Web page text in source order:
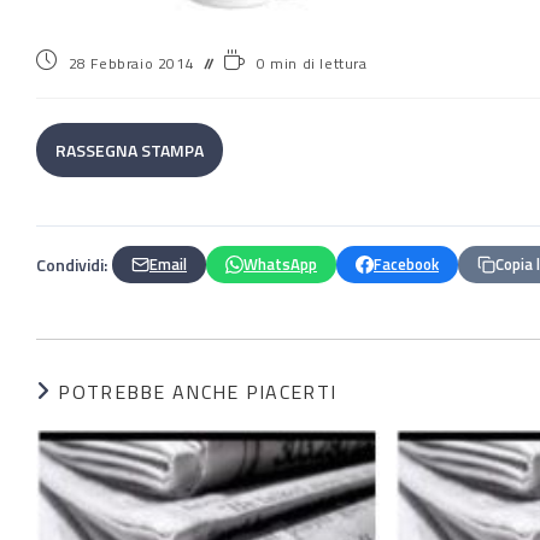
28 Febbraio 2014 0 min di lettura
RASSEGNA STAMPA
Condividi: Email WhatsApp Facebook Copia
POTREBBE ANCHE PIACERTI